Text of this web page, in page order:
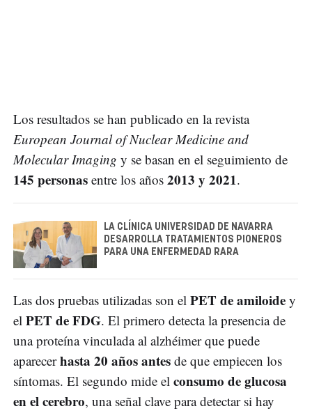
Los resultados se han publicado en la revista
European Journal of Nuclear Medicine and
Molecular Imaging y se basan en el seguimiento de
145 personas entre los años 2013 y 2021.
LA CLÍNICA UNIVERSIDAD DE NAVARRA
DESARROLLA TRATAMIENTOS PIONEROS
PARA UNA ENFERMEDAD RARA
Las dos pruebas utilizadas son el PET de amiloide y
el PET de FDG. El primero detecta la presencia de
una proteína vinculada al alzhéimer que puede
aparecerhasta 20 años antes de que empiecen los
síntomas. El segundo mide el consumo de glucosa
en el cerebro, una señal clave para detectar si hay